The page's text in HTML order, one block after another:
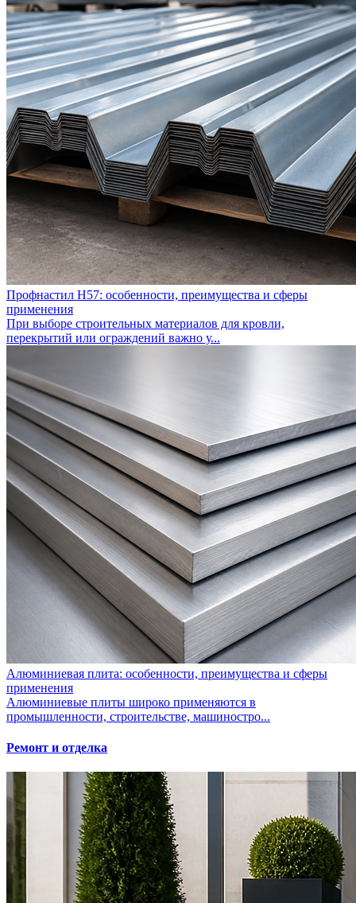
Профнастил Н57: особенности, преимущества и сферы
применения
При выборе строительных материалов для кровли,
перекрытий или ограждений важно у...
Алюминиевая плита: особенности, преимущества и сферы
применения
Алюминиевые плиты широко применяются в
промышленности, строительстве, машиностро...
Ремонт и отделка